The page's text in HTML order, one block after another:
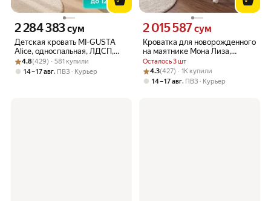
Детская кровать MI-GUSTA
Alice, односпальная, ЛДСП,
160x80 см
Цена 2284383 сум вместо
2 284 383сум
Рейтинг товара: 4.8 из 5
Оценок: (429) · 581 купили
4.8(429) · 581 купили
14 – 17 авг, ПВЗ Курьер
Кроватка для новорожденного
на маятнике Мона Лиза,
120*60, кашемир
Осталось 3 шт
Цена 2015587 сум вместо
2 015 587сум
Рейтинг товара: 4.3 из 5
Оценок: (427) · 1K купили
4.3(427) · 1K купили
14 – 17 авг, ПВЗ Курьер